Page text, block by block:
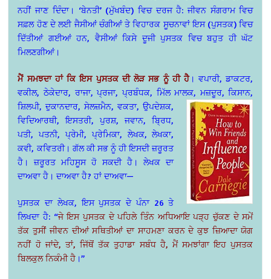
ਨਹੀਂ ਜਾਣ ਦਿੰਦਾ। ‘ਬੇਨਤੀ’ (ਮੁੱਖਬੰਦ) ਵਿਚ ਦਰਜ ਹੈ: ਜੀਵਨ ਸੰਗਰਾਮ ਵਿਚ
ਸਫ਼ਲ ਹੋਣ ਦੇ ਲਈ ਜੈਸੀਆਂ ਚੰਗੀਆਂ ਤੇ ਵਿਹਾਰਕ ਸੂਚਨਾਵਾਂ ਇਸ (ਪੁਸਤਕ) ਵਿਚ
ਦਿੱਤੀਆਂ ਗਈਆਂ ਹਨ, ਵੈਸੀਆਂ ਕਿਸੇ ਦੂਜੀ ਪੁਸਤਕ ਵਿਚ ਬਹੁਤ ਹੀ ਘੱਟ
ਮਿਲਣਗੀਆਂ।
ਮੈਂ ਸਮਝਦਾ ਹਾਂ ਕਿ ਇਸ ਪੁਸਤਕ ਦੀ ਲੋੜ ਸਭ ਨੂੰ ਹੀ ਹੈ। ਵਪਾਰੀ, ਡਾਕਟਰ,
ਵਕੀਲ, ਠੇਕੇਦਾਰ, ਰਾਜਾ, ਪ੍ਰਜਾ, ਪ੍ਰਬੰਧਕ, ਮਿੱਲ ਮਾਲਕ, ਮਜ਼ਦੂਰ, ਕਿਸਾਨ,
ਸ਼ਿਲਪੀ, ਦੁਕਾਨਦਾਰ, ਸੇਲਜ਼ਮੈਨ, ਵਕਤਾ, ਉਪਦੇਸ਼ਕ,
ਵਿਦਿਆਰਥੀ, ਇਸਤਰੀ, ਪੁਰਸ਼, ਜਵਾਨ, ਬ੍ਰਿਧ,
ਪਤੀ, ਪਤਨੀ, ਪ੍ਰੇਮੀ, ਪ੍ਰੇਮਿਕਾ, ਲੇਖਕ, ਲੇਖਕਾ,
ਕਵੀ, ਕਵਿਤਰੀ। ਗੱਲ ਕੀ ਸਭ ਨੂੰ ਹੀ ਇਸਦੀ ਜ਼ਰੂਰਤ
ਹੈ। ਜ਼ਰੂਰਤ ਮਹਿਸੂਸ ਹੋ ਸਕਦੀ ਹੈ। ਲੇਖਕ ਦਾ
ਦਾਅਵਾ ਹੈ। ਦਾਅਵਾ ਹੈ? ਹਾਂ ਦਾਅਵਾ—
ਪੁਸਤਕ ਦਾ ਲੇਖਕ, ਇਸ ਪੁਸਤਕ ਦੇ ਪੰਨਾ 26 ਤੇ
ਲਿਖਦਾ ਹੈ: “ਜੇ ਇਸ ਪੁਸਤਕ ਦੇ ਪਹਿਲੇ ਤਿੰਨ ਅਧਿਆਇ ਪੜ੍ਹ ਚੁੱਕਣ ਦੇ ਸਮੇਂ
ਤੱਕ ਤੁਸੀਂ ਜੀਵਨ ਦੀਆਂ ਸਥਿਤੀਆਂ ਦਾ ਸਾਹਮਣਾ ਕਰਨ ਦੇ ਕੁਝ ਜ਼ਿਆਦਾ ਯੋਗ
ਨਹੀਂ ਹੋ ਜਾਂਦੇ, ਤਾਂ, ਜਿੱਥੋਂ ਤੱਕ ਤੁਹਾਡਾ ਸਬੰਧ ਹੈ, ਮੈਂ ਸਮਝਾਂਗਾ ਇਹ ਪੁਸਤਕ
ਬਿਲਕੁਲ ਨਿਕੰਮੀ ਹੈ ।”